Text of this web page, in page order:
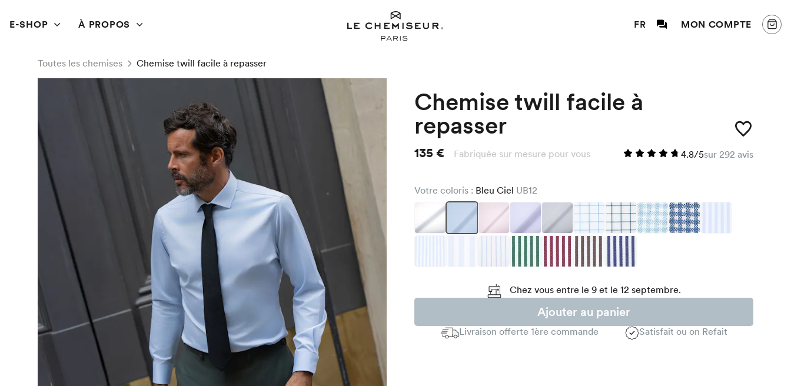
E-SHOP À PROPOS FR MON COMPTE
Toutes les chemises Chemise twill facile à repasser
Chemise twill facile à
repasser
135 € Fabriquée sur mesure pour vous 4.8/5sur 292 avis
Votre coloris : Bleu Ciel UB12
Chez vous entre le 9 et le 12 septembre.
Ajouter au panier
Livraison offerte 1ère commande Satisfait ou on Refait